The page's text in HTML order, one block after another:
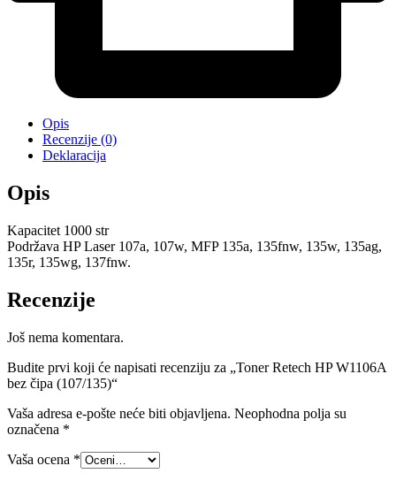
Opis
Recenzije (0)
Deklaracija
Opis
Kapacitet 1000 str
Podržava HP Laser 107a, 107w, MFP 135a, 135fnw, 135w, 135ag,
135r, 135wg, 137fnw.
Recenzije
Još nema komentara.
Budite prvi koji će napisati recenziju za „Toner Retech HP W1106A
bez čipa (107/135)“
Vaša adresa e-pošte neće biti objavljena. Neophodna polja su
označena *
Vaša ocena *